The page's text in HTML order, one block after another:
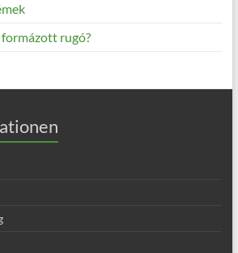
formázott rugó?